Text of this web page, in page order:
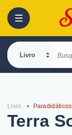
Livro Paradidáticos
Terra